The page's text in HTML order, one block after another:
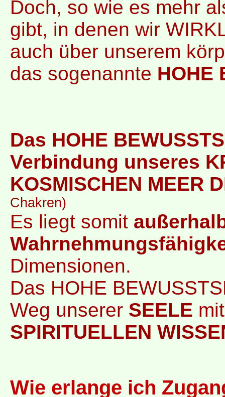
Doch, so wie es mehr
gibt, in denen wir
auch über unserem
das sogenannte HOHE
Das HOHE
Verbindung unseres
KOSMISCHEN MEER
Chakren)
Es liegt somit
Dimensionen.
Das HOHE
Weg unserer SEELE
SPIRITUELLEN
Wie erlange ich